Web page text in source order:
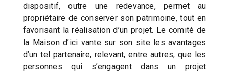
dispositif, outre une redevance, permet au
propriétaire de conserver son patrimoine, tout en
favorisant la réalisation d’un projet. Le comité de
la Maison d’ici vante sur son site les avantages
d’un tel partenaire, relevant, entre autres, que les
personnes qui s’engagent dans un projet